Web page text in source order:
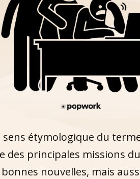
étymologique du
des principales missions
nouvelles, mais